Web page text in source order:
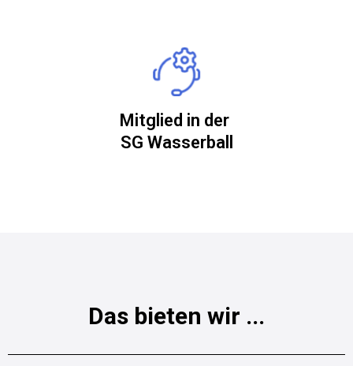
Mitglied in der
SG Wasserball
Das bieten wir ...